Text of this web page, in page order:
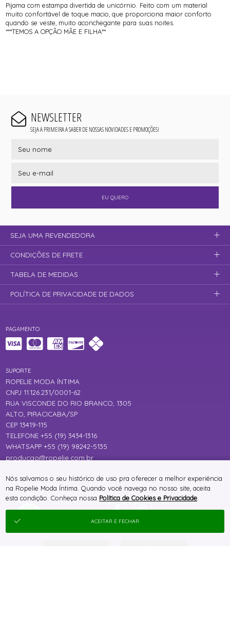
Pijama com estampa divertida de unicórnio. Feito com um material
muito confortável de toque macio, que proporciona maior conforto
quando se veste, muito aconchegante para suas noites.
***TEMOS A OPÇÃO MÃE E FILHA**
NEWSLETTER
SEJA A PRIMEIRA A SABER DE NOSSAS NOVIDADES E PROMOÇÕES!
EU QUERO
PAGAMENTO
SUPORTE
ROPELIE MODA ÍNTIMA
CNPJ 11.126.231/0001-62
RUA VISCONDE DO RIO BRANCO, 1305
ALTO, PIRACICABA/SP
CEP 13419-115
TELEFONE +55 (19) 3434-1316
WHATSAPP +55 (19) 98242-5135
producao@ropelie.com.br
SEJA UMA REVENDEDORA
CONDIÇÕES DE FRETE
TABELA DE MEDIDAS
POLÍTICA DE PRIVACIDADE DE DADOS
Nós salvamos o seu histórico de uso pra oferecer a melhor experiência
na Ropelie Moda Íntima. Quando você navega no nosso site, aceita
esta condição. Conheça nossa Política de Cookies e Privacidade
ACEITAR E FECHAR